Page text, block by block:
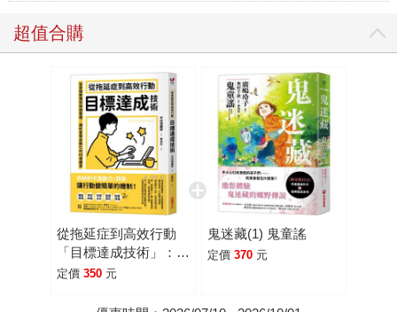
超值合購
從拖延症到高效行動
「目標達成技術」：從
房間整理到時間管理，
定價 350 元
鬼迷藏(1) 鬼童謠
定價 370 元